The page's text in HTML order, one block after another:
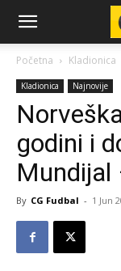
CG-
Fudbal
Početna Kladionica
Kladionica Najnovije
godini i
Mundijal
By CG Fudbal - 1 Jun